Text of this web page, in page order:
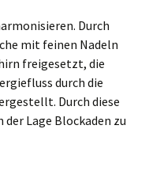
Durch
mit feinen Nadeln
freigesetzt, die
durch die
Durch diese
Lage Blockaden zu